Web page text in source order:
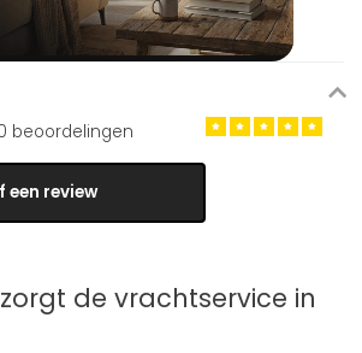
beoordelingen
een review
de vrachtservice in